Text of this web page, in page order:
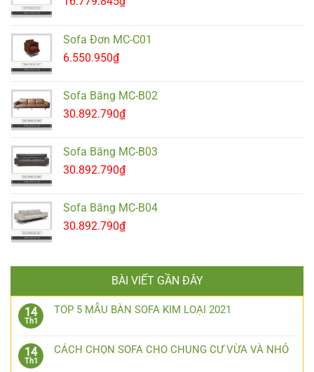
Sofa Đơn MC-C01
6.550.950₫
Sofa Băng MC-B02
30.892.790₫
Sofa Băng MC-B03
30.892.790₫
Sofa Băng MC-B04
30.892.790₫
BÀI VIẾT GẦN ĐÂY
14
Th1
TOP 5 MẪU BÀN SOFA KIM LOẠI 2021
14
Th1
CÁCH CHỌN SOFA CHO CHUNG CƯ VỪA VÀ NHỎ